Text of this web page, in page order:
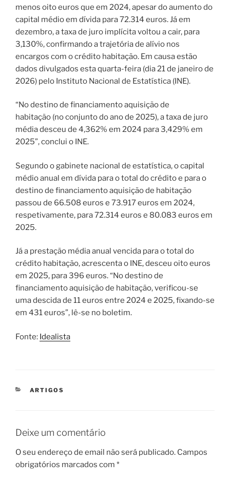
menos oito euros que em 2024, apesar do aumento do
capital médio em dívida para 72.314 euros. Já em
dezembro, a taxa de juro implícita voltou a cair, para
3,130%, confirmando a trajetória de alívio nos
encargos com o crédito habitação. Em causa estão
dados divulgados esta quarta-feira (dia 21 de janeiro de
2026) pelo Instituto Nacional de Estatística (INE).
“No destino de financiamento aquisição de
habitação (no conjunto do ano de 2025), a taxa de juro
média desceu de 4,362% em 2024 para 3,429% em
2025”, conclui o INE.
Segundo o gabinete nacional de estatística, o capital
médio anual em dívida para o total do crédito e para o
destino de financiamento aquisição de habitação
passou de 66.508 euros e 73.917 euros em 2024,
respetivamente, para 72.314 euros e 80.083 euros em
2025.
Já a prestação média anual vencida para o total do
crédito habitação, acrescenta o INE, desceu oito euros
em 2025, para 396 euros. “No destino de
financiamento aquisição de habitação, verificou-se
uma descida de 11 euros entre 2024 e 2025, fixando-se
em 431 euros”, lê-se no boletim.
Fonte: Idealista
CATEGORIAS
ARTIGOS
Deixe um comentário
O seu endereço de email não será publicado. Campos
obrigatórios marcados com *